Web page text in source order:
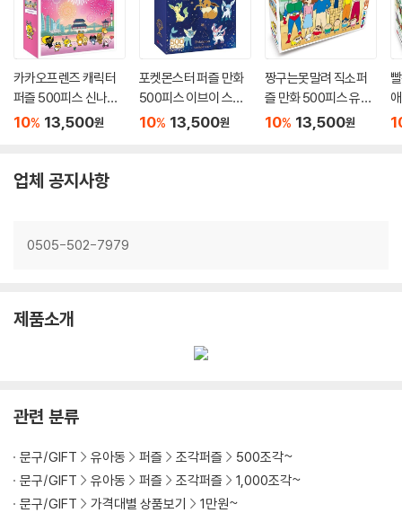
카카오프렌즈 캐릭터
퍼즐 500피스 신나는
불꽃놀이
10% 13,500원
포켓몬스터 퍼즐 만화
500피스 이브이 스타
라이트
10% 13,500원
짱구는못말려 직소퍼
즐 만화 500피스 유치
원 가족
10% 13,500원
업체 공지사항
0505-502-7979
제품소개
관련 분류
문구/GIFT 유아동 퍼즐 조각퍼즐
500조각~
문구/GIFT
유아동 퍼즐 조각퍼즐
1,000조각~
문구/GIFT
가격대별 상품보기 1만원~